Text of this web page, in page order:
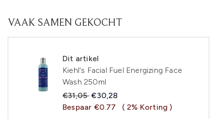
VAAK SAMEN GEKOCHT
Dit artikel
Kiehl's Facial Fuel Energizing Face
Wash 250ml
Recommended Retail Price:
€31,05Huidige prijs:
€30,28
Bespaar €0.77
( 2% Korting )